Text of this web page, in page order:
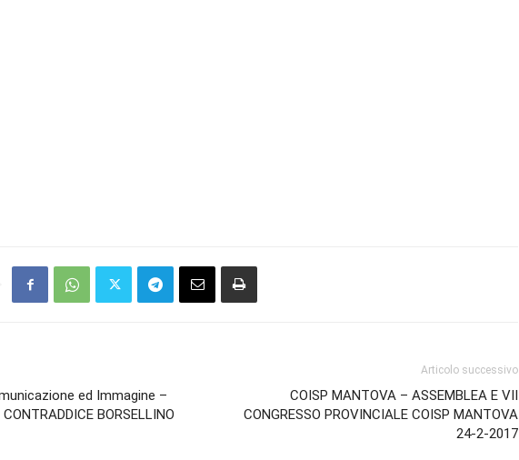
ed Immagine –
CONTRADDICE BORSELLINO
Articolo successivo
COISP MANTOVA – ASSEMBLEA E VII
CONGRESSO PROVINCIALE COISP MANTOVA
24-2-2017